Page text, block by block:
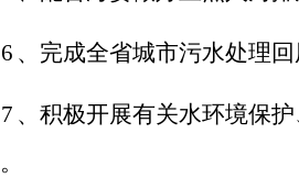
6 、完成全省城市污水处理
7 、积极开展有关水环境保